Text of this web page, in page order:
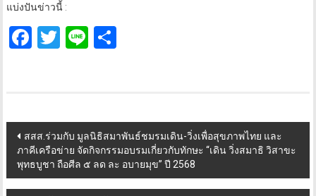
แบ่งปันข่าวนี้ :
Facebook
Twitter
LineShare
Post
navigation
สสส.ร่วมกับ มูลนิธิสมาพันธ์ชมรมเดิน-วิ่งเพื่อสุขภาพไทย และ
ภาคีเครือข่าย จัดกิจกรรมอบรมเกี่ยวกับทักษะ “เดิน วิ่งสมาธิ วิสาขะ
พุทธบูชา ถือศีล ๕ ลด ละ อบายมุข” ปี 2568